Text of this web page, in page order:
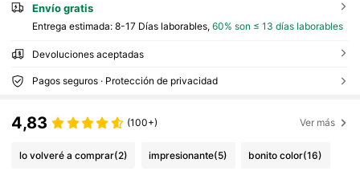
Envío gratis
Entrega estimada: 8-17 Días laborables, 60% son ≤ 13 días laborables
Devoluciones aceptadas
Pagos seguros · Protección de privacidad
4,83 (100+) Ver más
lo volveré a comprar(2) impresionante(5) bonito color(16)